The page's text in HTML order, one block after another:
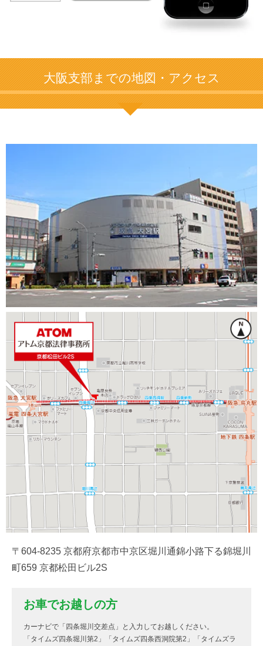
大阪支部までの地図・アクセス
〒604-8235 京都府京都市中京区堀川通錦小路下る錦堀川
町659 京都松田ビル2S
お車でお越しの方
カーナビで「四条堀川交差点」と入力してお越しください。
「タイムズ四条堀川第2」「タイムズ四条西洞院第2」「タイムズラ